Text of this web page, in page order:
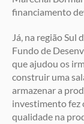
financiamento
Já, na região Sul
Fundo de
que ajudou os
construir uma
armazenar a
investimento fez
qualidade na